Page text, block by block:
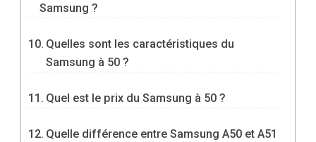
Samsung ?
Quelles sont les caractéristiques du
Samsung à 50 ?
Quel est le prix du Samsung à 50 ?
Quelle différence entre Samsung A50 et A51